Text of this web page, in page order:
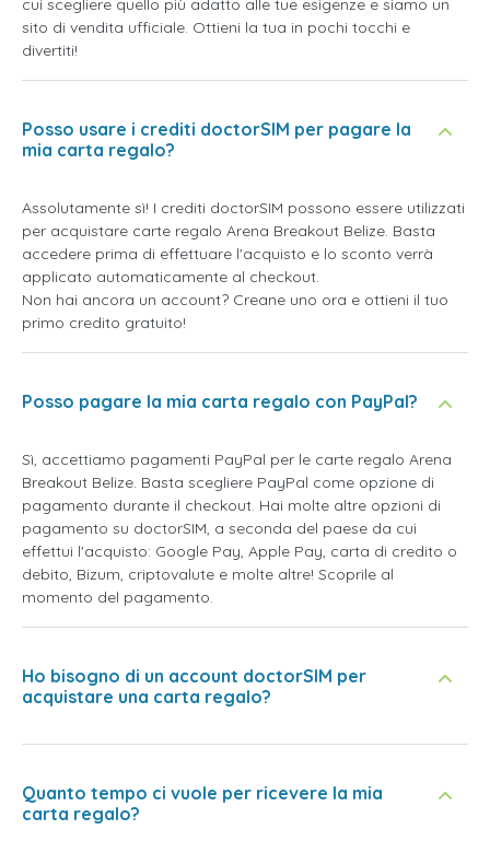
cui scegliere quello più adatto alle tue esigenze e siamo un
sito di vendita ufficiale. Ottieni la tua in pochi tocchi e
divertiti!
Posso usare i crediti doctorSIM per pagare la
mia carta regalo?
Assolutamente sì! I crediti doctorSIM possono essere utilizzati
per acquistare carte regalo Arena Breakout Belize. Basta
accedere prima di effettuare l'acquisto e lo sconto verrà
applicato automaticamente al checkout.
Non hai ancora un account? Creane uno ora e ottieni il tuo
primo credito gratuito!
Posso pagare la mia carta regalo con PayPal?
Sì, accettiamo pagamenti PayPal per le carte regalo Arena
Breakout Belize. Basta scegliere PayPal come opzione di
pagamento durante il checkout. Hai molte altre opzioni di
pagamento su doctorSIM, a seconda del paese da cui
effettui l'acquisto: Google Pay, Apple Pay, carta di credito o
debito, Bizum, criptovalute e molte altre! Scoprile al
momento del pagamento.
Ho bisogno di un account doctorSIM per
acquistare una carta regalo?
Quanto tempo ci vuole per ricevere la mia
carta regalo?